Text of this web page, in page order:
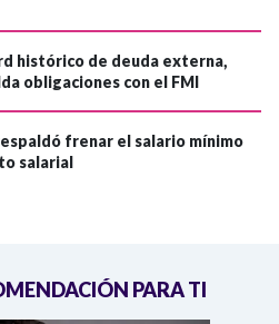
histórico de deuda externa,
obligaciones con el FMI
frenar el salario mínimo
salarial
PARA TI